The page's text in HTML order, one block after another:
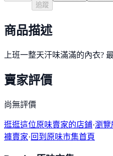
追蹤
商品描述
上班一整天汗味滿滿的內衣?
賣家評價
尚無評價
逛逛這位原味賣家的店鋪·瀏覽
褲賣家·回到原味市集首頁